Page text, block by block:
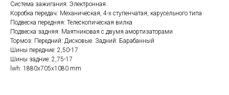
Система зажигания: Электронная
Коробка передач: Механическая, 4-х ступенчатая, карусельного типа
Подвеска передняя: Телескопическая вилка
Подвеска задняя: Маятниковая с двумя амортизаторами
Тормоз: Передний: Дисковые. Задний: Барабанный
Шины передние: 2,50-17
Шины задние: 2,75-17
lwh: 1880x705x1080 mm